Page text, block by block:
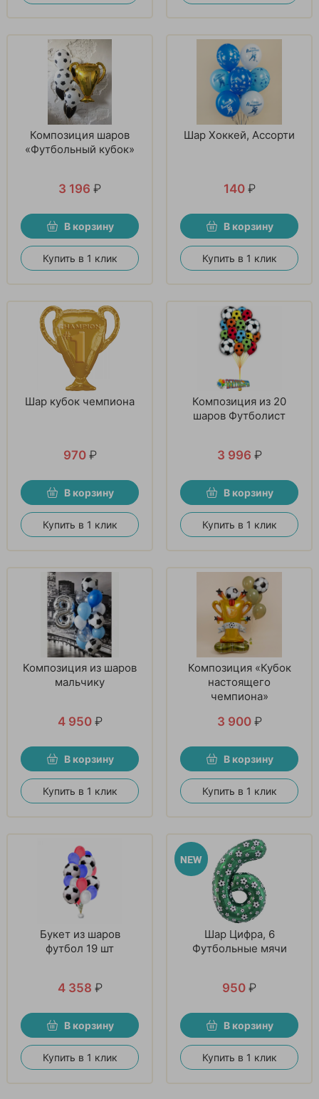
Композиция шаров
«Футбольный кубок»
3 196 ₽
В корзину
Купить в 1 клик
Шар Хоккей, Ассорти
140 ₽
В корзину
Купить в 1 клик
Шар кубок чемпиона
970 ₽
В корзину
Купить в 1 клик
Композиция из 20
шаров Футболист
3 996 ₽
В корзину
Купить в 1 клик
Композиция из шаров
мальчику
4 950 ₽
В корзину
Купить в 1 клик
Композиция «Кубок
настоящего
чемпиона»
3 900 ₽
В корзину
Купить в 1 клик
Букет из шаров
футбол 19 шт
4 358 ₽
В корзину
Купить в 1 клик
Шар Цифра, 6
Футбольные мячи
950 ₽
В корзину
Купить в 1 клик